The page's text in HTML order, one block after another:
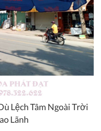
Lệch Tâm Ngoài Trời
Lãnh